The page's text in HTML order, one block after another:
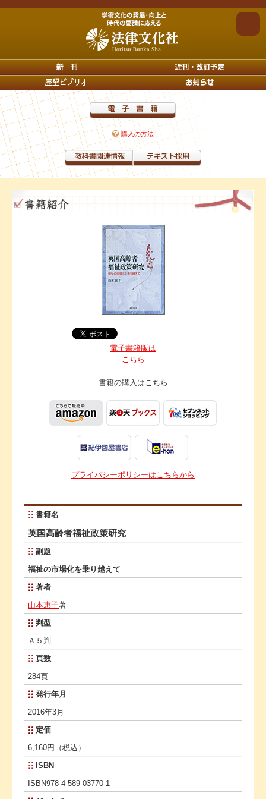
購入の方法
電子書籍版は
こちら
書籍の購入はこちら
プライバシーポリシーはこちらから
書籍名
英国高齢者福祉政策研究
副題
福祉の市場化を乗り越えて
著者
山本惠子著
判型
Ａ５判
頁数
284頁
発行年月
2016年3月
定価
6,160円（税込）
ISBN
ISBN978-4-589-03770-1